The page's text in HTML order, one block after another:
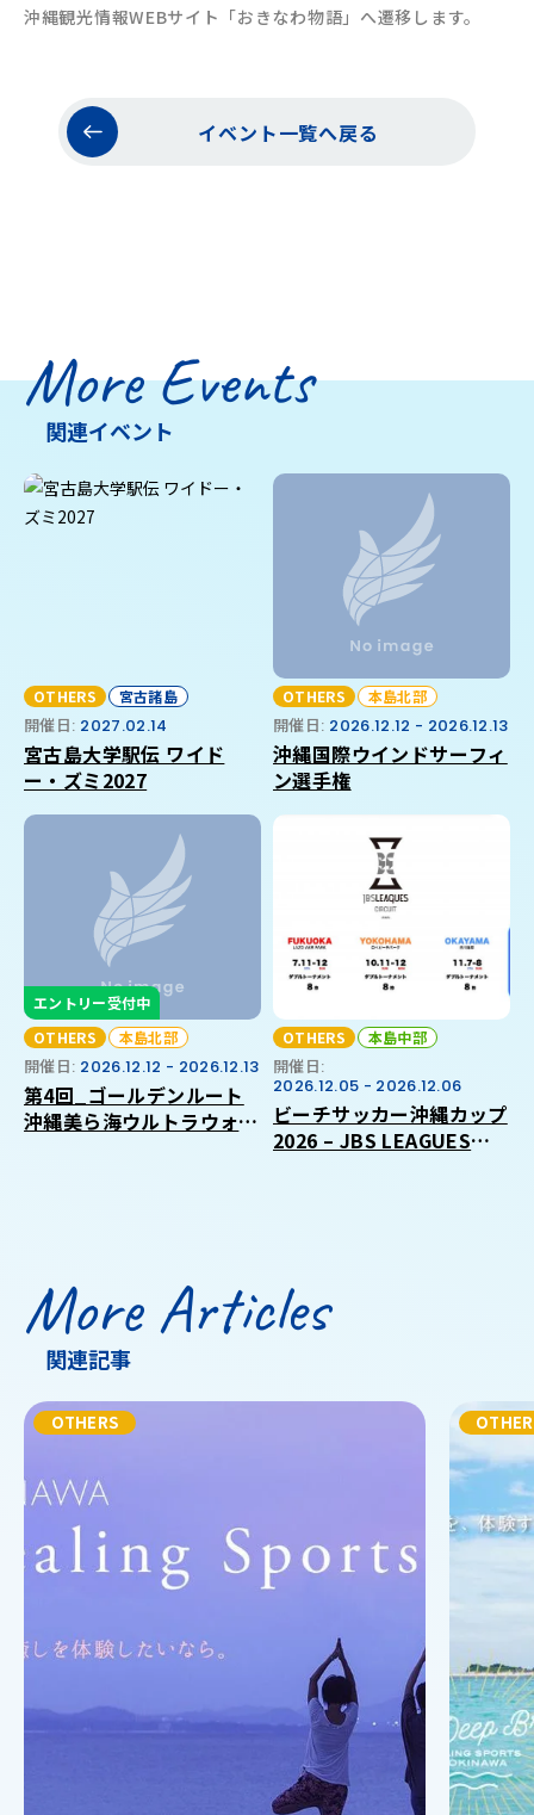
沖縄観光情報WEBサイト「おきなわ物語」へ遷移します。
イベント一覧へ戻る
More Events
関連イベント
OTHERS 宮古諸島
開催日: 2027.02.14
宮古島大学駅伝 ワイド
ー・ズミ2027
OTHERS 本島北部
開催日: 2026.12.12 - 2026.12.13
沖縄国際ウインドサーフィ
ン選手権
エントリー受付中
OTHERS
本島北部
開催日: 2026.12.12 - 2026.12.13
第4回_ゴールデンルート
沖縄美ら海ウルトラウォー
OTHERS 本島中部
開催日:
2026.12.05 - 2026.12.06
ビーチサッカー沖縄カップ
2026 – JBS LEAGUES
More Articles
関連記事
OTHERS